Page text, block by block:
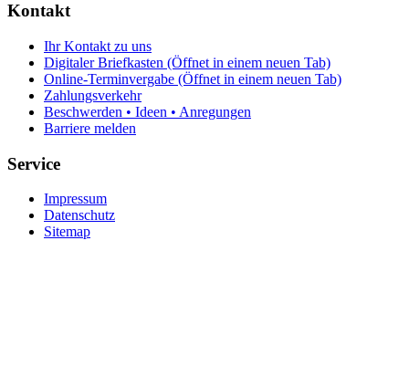
Kontakt
Ihr Kontakt zu uns
Digitaler Briefkasten (Öffnet in einem neuen Tab)
Online-Terminvergabe (Öffnet in einem neuen Tab)
Zahlungsverkehr
Beschwerden • Ideen • Anregungen
Barriere melden
Service
Impressum
Datenschutz
Sitemap